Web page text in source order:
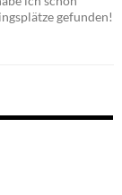
gefunden!